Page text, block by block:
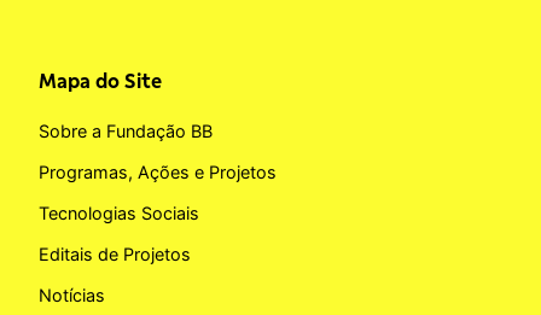
Mapa do Site
Sobre a Fundação BB
Programas, Ações e Projetos
Tecnologias Sociais
Editais de Projetos
Notícias